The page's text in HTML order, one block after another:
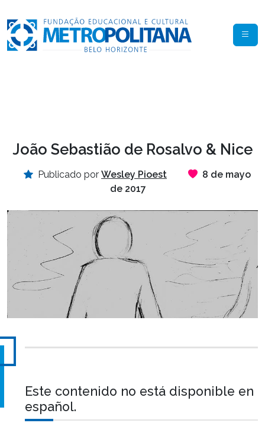
João Sebastião de Rosalvo & Nice
Publicado por Wesley Pioest
8 de mayo
de 2017
Este contenido no está disponible en
español.